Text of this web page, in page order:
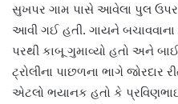
સુખપર ગામ પાસે આવેલા પુલ
આવી ગઈ હતી. ગાયને
પરથી કાબૂ ગુમાવ્યો હતો અને
ટ્રોલીના પાછળના ભાગે
એટલો ભયાનક હતો કે